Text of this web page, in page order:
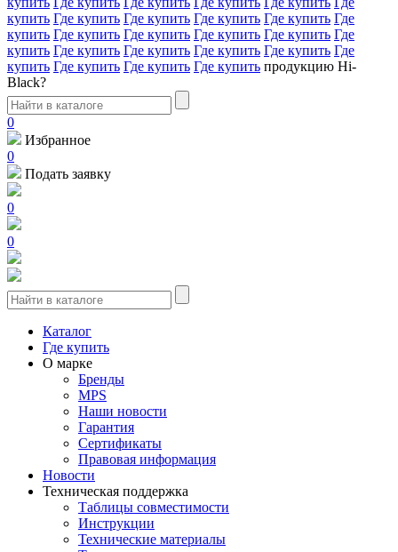
купить Где купить Где купить Где купить Где купить Где
купить Где купить Где купить Где купить Где купить Где
купить Где купить Где купить Где купить Где купить Где
купить Где купить Где купить Где купить продукцию Hi-
Black?
0
Избранное
0
Подать заявку
0
0
Каталог
Где купить
О марке
Бренды
MPS
Наши новости
Гарантия
Сертификаты
Правовая информация
Новости
Техническая поддержка
Таблицы совместимости
Инструкции
Технические материалы